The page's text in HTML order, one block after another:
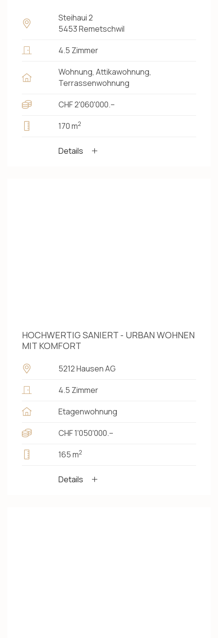
Steihaui 2
5453 Remetschwil
4.5 Zimmer
Wohnung, Attikawohnung,
Terrassenwohnung
CHF 2'060'000.–
170 m2
Details
HOCHWERTIG SANIERT - URBAN WOHNEN
MIT KOMFORT
5212 Hausen AG
4.5 Zimmer
Etagenwohnung
CHF 1'050'000.–
165 m2
Details